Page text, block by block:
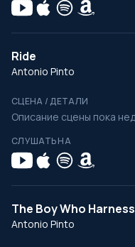
Ride
Antonio Pinto
СЦЕНА / ДЕТАЛИ
Описание сцены пока
СЛУШАТЬ НА
The Boy Who
Antonio Pinto